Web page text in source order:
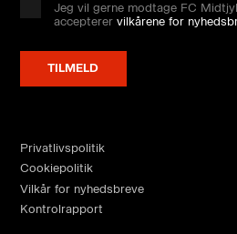
Jeg vil gerne modtage FC
accepterervilkårene for
Privatlivspolitik
Cookiepolitik
Vilkår for nyhedsbreve
Kontrolrapport